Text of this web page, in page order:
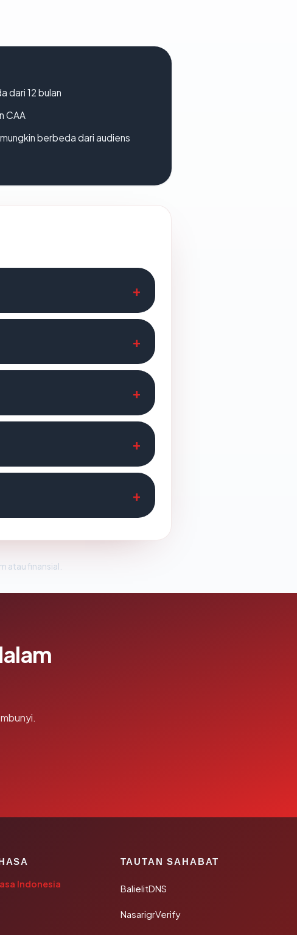
dari 12 bulan
CAA
berbeda dari audiens
atau finansial.
Indonesia
TAUTAN SAHABAT
BalielitDNS
NasarigrVerify